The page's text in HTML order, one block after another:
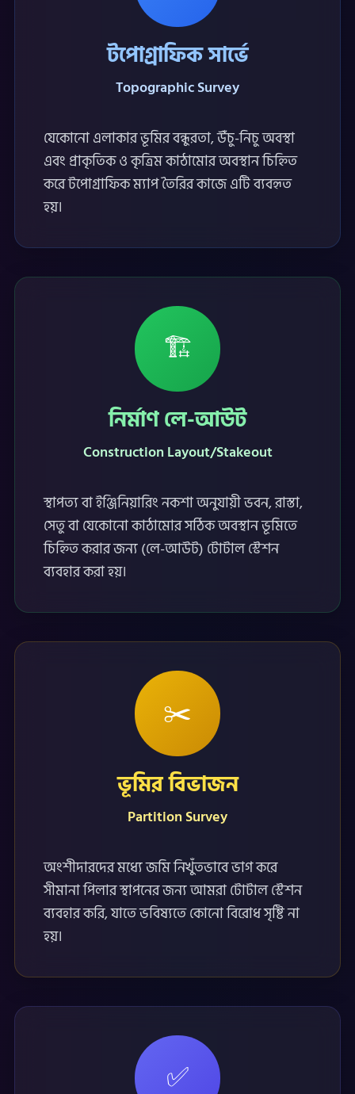
টপোগ্রাফিক সার্ভে
Topographic Survey
যেকোনো এলাকার ভূমির বন্ধুরতা, উঁচু-নিচু অবস্থা
এবং প্রাকৃতিক ও কৃত্রিম কাঠামোর অবস্থান চিহ্নিত
করে টপোগ্রাফিক ম্যাপ তৈরির কাজে এটি ব্যবহৃত
হয়।
🏗️
নির্মাণ লে-আউট
Construction Layout/Stakeout
স্থাপত্য বা ইঞ্জিনিয়ারিং নকশা অনুযায়ী ভবন, রাস্তা,
সেতু বা যেকোনো কাঠামোর সঠিক অবস্থান ভূমিতে
চিহ্নিত করার জন্য (লে-আউট) টোটাল স্টেশন
ব্যবহার করা হয়।
✂️
ভূমির বিভাজন
Partition Survey
অংশীদারদের মধ্যে জমি নিখুঁতভাবে ভাগ করে
সীমানা পিলার স্থাপনের জন্য আমরা টোটাল স্টেশন
ব্যবহার করি, যাতে ভবিষ্যতে কোনো বিরোধ সৃষ্টি না
হয়।
✅